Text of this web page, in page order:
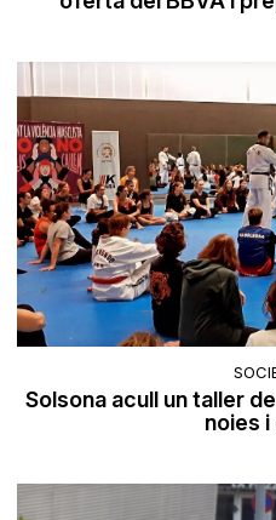
Solsona acull un taller
noies